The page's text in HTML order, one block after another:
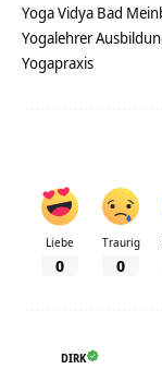
Yoga Vidya Bad
Yogalehrer
Yogapraxis
Liebe
0
Traurig
0
DIRK